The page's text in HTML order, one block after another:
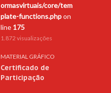
ormasvirtuais/core/tem
plate-functions.phpon
line 175
1.872 visualizações
MATERIAL GRÁFICO
Certificado de
Participação